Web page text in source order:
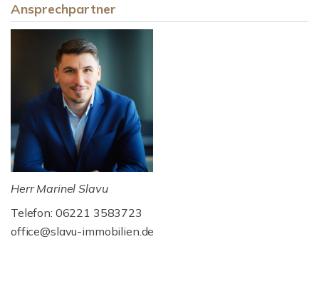
Ansprechpartner
Herr Marinel Slavu
Telefon: 06221 3583723
office@slavu-immobilien.de